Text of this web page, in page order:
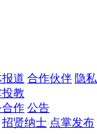
道 合作伙伴 隐
投教
作 公告
招贤纳士 点掌发布